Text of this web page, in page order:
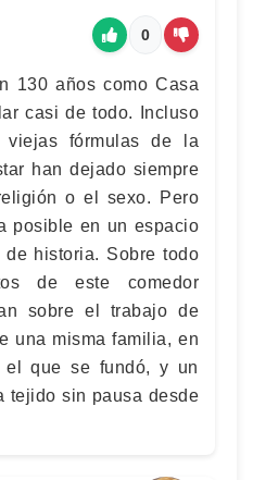
0
130 años como Casa
casi de todo. Incluso
fórmulas de la
han dejado siempre
o el sexo. Pero
posible en un espacio
historia. Sobre todo
de este comedor
sobre el trabajo de
una misma familia, en
que se fundó, y un
tejido sin pausa desde